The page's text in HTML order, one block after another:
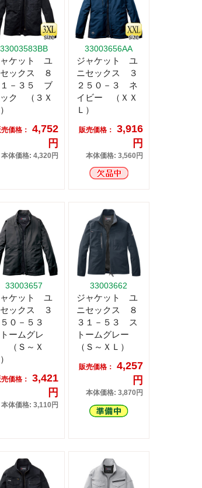
33003583BB
ケット ユ
ックス ８
１－３５ ブ
ク （３Ｘ
価格：
4,752
円
本体価格: 4,320円
33003656AA
ジャケット ユ
ニセックス ３
２５０－３ ネ
イビー （ＸＸ
Ｌ）
販売価格：
3,916
円
本体価格: 3,560円
33003657
ケット ユ
ックス ３
５０－５３
ームグレ
（Ｓ～Ｘ
価格：
3,421
円
本体価格: 3,110円
33003662
ジャケット ユ
ニセックス ８
３１－５３ ス
トームグレー
（Ｓ～ＸＬ）
販売価格：
4,257
円
本体価格: 3,870円